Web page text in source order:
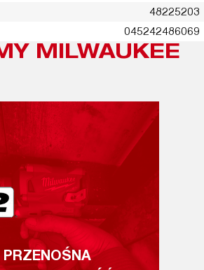
48225203
045242486069
MILWAUKEE
PRZENOŚNA